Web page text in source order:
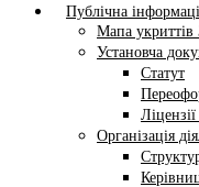
Публічна
Мапа укриттів
Установча
Статут
Організація